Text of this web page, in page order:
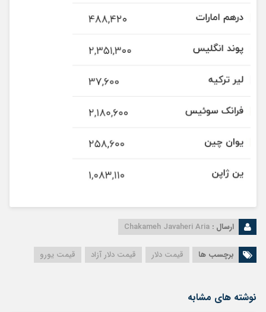
ارسال : Chakameh Javaheri Aria
برچسب ها قیمت دلار قیمت دلار آزاد قیمت یورو
نوشته های مشابه